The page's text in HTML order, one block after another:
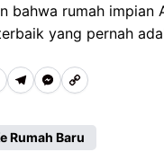
bahwa rumah impian
yang pernah
T
l
M
s
C
p
Rumah Baru